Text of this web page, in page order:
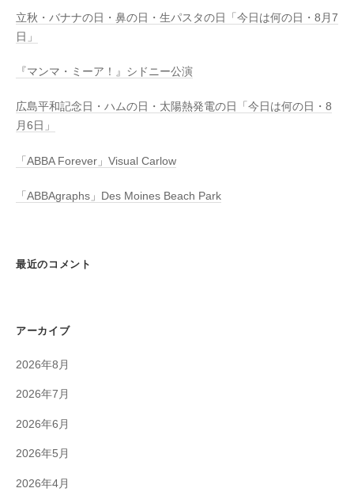
立秋・バナナの日・鼻の日・生パスタの日「今日は何の日・8月7
日」
『マンマ・ミーア！』シドニー公演
広島平和記念日・ハムの日・太陽熱発電の日「今日は何の日・8
月6日」
「ABBA Forever」Visual Carlow
「ABBAgraphs」Des Moines Beach Park
最近のコメント
アーカイブ
2026年8月
2026年7月
2026年6月
2026年5月
2026年4月